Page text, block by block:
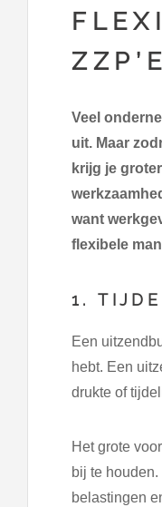
Veel
uit. Maar
krijg je
want
flexibele
1.
Een
hebt. Een
drukte of
Het grote
bij te
belastingen